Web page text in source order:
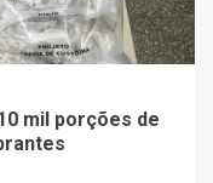
mil porções de